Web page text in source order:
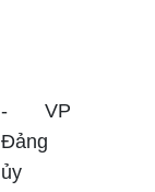
- VP
Đảng
ủy